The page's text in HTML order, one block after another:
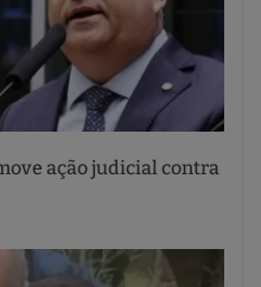
ação judicial contra